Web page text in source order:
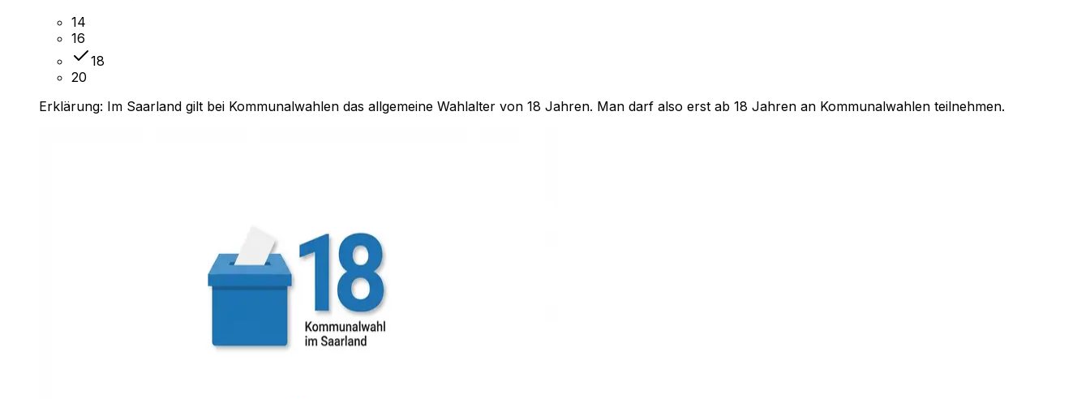
14
16
18
20
Erklärung: Im Saarland gilt bei Kommunalwahlen das allgemeine Wahlalter von 18 Jahren. Man darf also erst ab 18 Jahren an Kommunalwahlen teilnehmen.